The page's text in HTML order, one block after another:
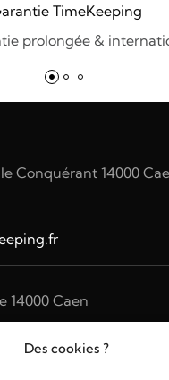
Des cookies ?
TimeKeeping
prolongée &
Conquérant 14000
14000 Caen